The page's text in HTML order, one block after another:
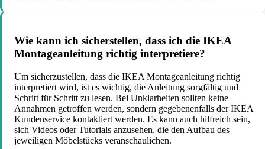
Wie kann ich sicherstellen, dass ich die IKEA
Montageanleitung richtig interpretiere?
Um sicherzustellen, dass die IKEA Montageanleitung richtig
interpretiert wird, ist es wichtig, die Anleitung sorgfältig und
Schritt für Schritt zu lesen. Bei Unklarheiten sollten keine
Annahmen getroffen werden, sondern gegebenenfalls der IKEA
Kundenservice kontaktiert werden. Es kann auch hilfreich sein,
sich Videos oder Tutorials anzusehen, die den Aufbau des
jeweiligen Möbelstücks veranschaulichen.